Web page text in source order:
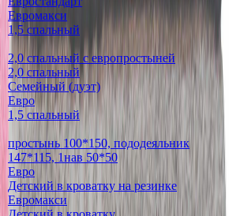
Евромакси
1,5 спальный
2,0 спальный с европростыней
2,0 спальный
Семейный (дуэт)
Евро
1,5 спальный
простынь 100*150, пододеяльник
147*115, 1нав 50*50
Евро
Детский в кроватку на резинке
Евромакси